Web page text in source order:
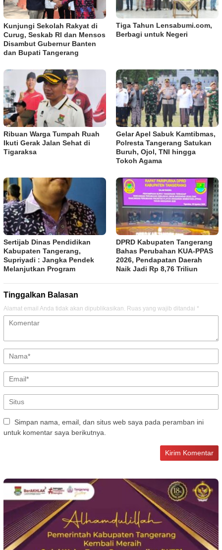
Kunjungi Sekolah Rakyat di
Curug, Seskab RI dan Mensos
Disambut Gubernur Banten
dan Bupati Tangerang
Tiga Tahun Lensabumi.com,
Berbagi untuk Negeri
Ribuan Warga Tumpah Ruah
Ikuti Gerak Jalan Sehat di
Tigaraksa
Gelar Apel Sabuk Kamtibmas,
Polresta Tangerang Satukan
Buruh, Ojol, TNI hingga
Tokoh Agama
Sertijab Dinas Pendidikan
Kabupaten Tangerang,
Supriyadi : Jangka Pendek
Melanjutkan Program
DPRD Kabupaten Tangerang
Bahas Perubahan KUA-PPAS
2026, Pendapatan Daerah
Naik Jadi Rp 8,76 Triliun
Tinggalkan Balasan
Alamat email Anda tidak akan dipublikasikan. Ruas yang wajib ditandai *
Simpan nama, email, dan situs web saya pada peramban ini
untuk komentar saya berikutnya.